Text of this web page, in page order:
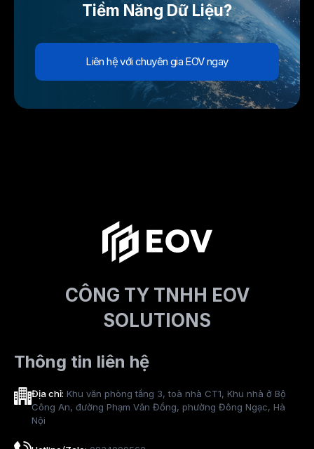
Tiềm Năng Dữ Liệu?
Liên hệ với chuyên gia EOV ngay
CÔNG TY TNHH EOV
SOLUTIONS
Thông tin liên hệ
Địa chỉ: Khu văn phòng tầng 3, toà nhà CT1, Khu nhà ở Bộ
Công An, đường Phạm Văn Đồng, phường Đông Ngạc, Hà
Nội